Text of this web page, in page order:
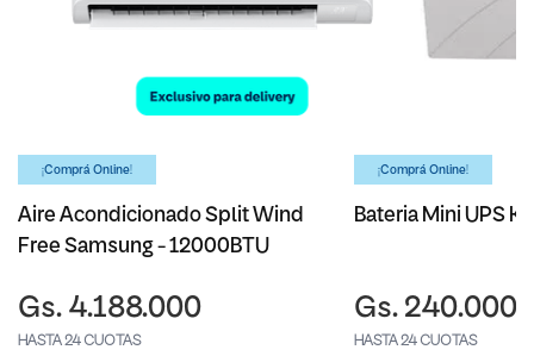
¡Comprá Online!
Aire Acondicionado Split Wind
Free Samsung - 12000BTU
Gs. 4.188.000
HASTA 24 CUOTAS
¡Comprá Online!
Bateria Mini UPS
Gs. 240.000
HASTA 24 CUOTAS